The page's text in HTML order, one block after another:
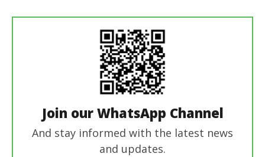
Join our WhatsApp Channel
And stay informed with the latest news
and updates.